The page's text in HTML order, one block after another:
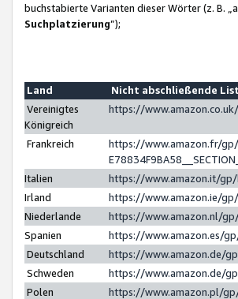
buchstabierte Varianten dieser Wörter (z. B.
Suchplatzierung”);
Land
Nicht abschließende
Vereinigtes
Königreich
https://
Frankreich
https://www.amazon.fr/
Italien
https://www.amazon.it/
Irland
https://www.amazon.ie/
Niederlande
https://www.amazon.nl/
Spanien
https://www.amazon.es/
Deutschland
https://www.amazon.de/
Schweden
https://www.amazon.de/
Polen
https://www.amazon.pl/